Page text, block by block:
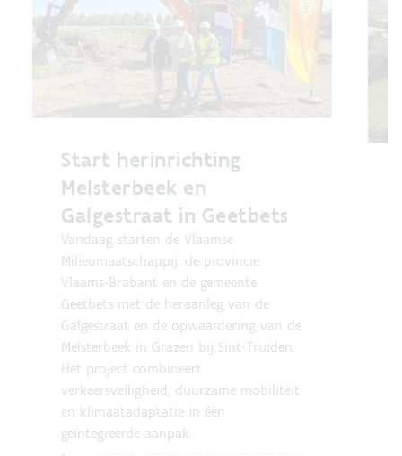
Start herinrichting
Melsterbeek en
Galgestraat in Geetbets
Vandaag​ starten de Vlaamse
Milieumaatschappij, de provincie
Vlaams-Brabant en de gemeente
Geetbets met de heraanleg van de
Galgestraat en de opwaardering van de
Melsterbeek in Grazen bij Sint-Truiden.
Het project combineert
verkeersveiligheid, duurzame mobiliteit
en klimaatadaptatie in één
geïntegreerde aanpak.